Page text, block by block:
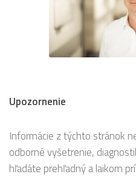
Upozornenie
Informácie z týchto stránok
odborné vyšetrenie,
hľadáte prehľadný a laikom